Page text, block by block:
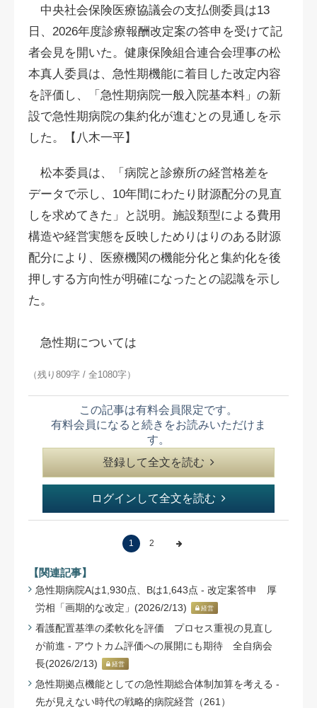
中央社会保険医療協議会の支払側委員は13
日、2026年度診療報酬改定案の答申を受けて記
者会見を開いた。健康保険組合連合会理事の松
本真人委員は、急性期機能に着目した改定内容
を評価し、「急性期病院一般入院基本料」の新
設で急性期病院の集約化が進むとの見通しを示
した。【八木一平】
松本委員は、「病院と診療所の経営格差を
データで示し、10年間にわたり財源配分の見直
しを求めてきた」と説明。施設類型による費用
構造や経営実態を反映しためりはりのある財源
配分により、医療機関の機能分化と集約化を後
押しする方向性が明確になったとの認識を示し
た。
急性期については
（残り809字 / 全1080字）
この記事は有料会員限定です。
有料会員になると続きをお読みいただけま
す。
登録して全文を読む
ログインして全文を読む
1 2
【関連記事】
急性期病院Aは1,930点、Bは1,643点 - 改定案答申 厚
労相「画期的な改定」(2026/2/13)
経営
看護配置基準の柔軟化を評価 プロセス重視の見直し
が前進 - アウトカム評価への展開にも期待 全自病会
長(2026/2/13)
経営
急性期拠点機能としての急性期総合体制加算を考える -
先が見えない時代の戦略的病院経営（261）